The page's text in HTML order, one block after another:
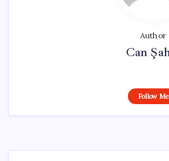
Author
Can
Follow Me